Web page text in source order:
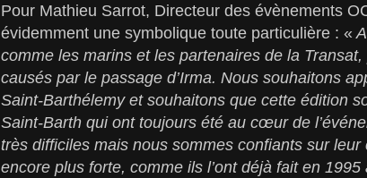
Pour Mathieu Sarrot, Directeur des évènements
évidemment une symbolique toute particulière : «
comme les marins et les partenaires de la
causés par le passage d’Irma. Nous souhaitons
Saint-Barthélemy et souhaitons que cette édition
Saint-Barth qui ont toujours été au cœur de
très difficiles mais nous sommes confiants sur
encore plus forte, comme ils l’ont déjà fait en